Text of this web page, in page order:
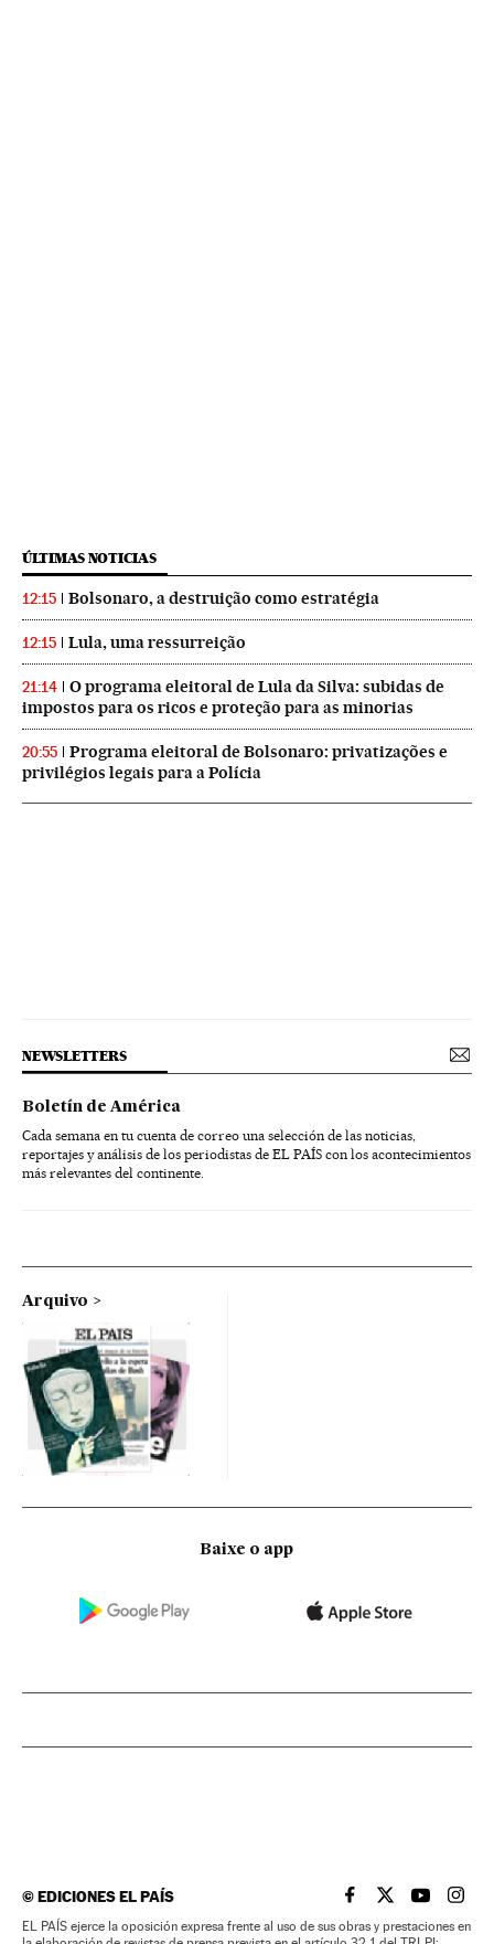
ÚLTIMAS NOTICIAS
12:15 Bolsonaro, a destruição como estratégia
12:15 Lula, uma ressurreição
21:14
O programa eleitoral de Lula da Silva: subidas de
impostos para os ricos e proteção para as minorias
20:55
Programa eleitoral de Bolsonaro: privatizações e
privilégios legais para a Polícia
NEWSLETTERS
Boletín de América
Cada semana en tu cuenta de correo una selección de las noticias,
reportajes y análisis de los periodistas de EL PAÍS con los acontecimientos
más relevantes del continente.
Arquivo
Baixe o app
©EDICIONES EL PAÍS EL PAÍS BRASIL EN
EL PAÍSEL PAÍS
EL
EL PAÍS ejerce la oposición expresa frente al uso de sus obras y prestaciones en